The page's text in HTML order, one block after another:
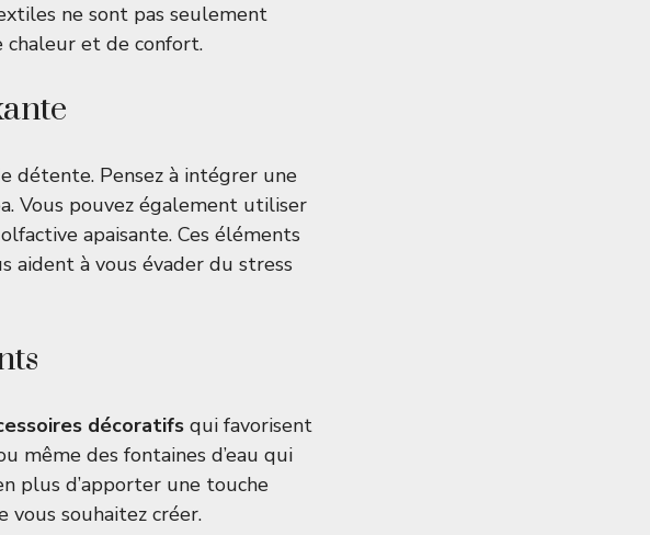
ne sont pas seulement
et de confort.
détente. Pensez à intégrer une
Vous pouvez également utiliser
apaisante. Ces éléments
aident à vous évader du stress
décoratifs qui favorisent
même des fontaines d’eau qui
plus d’apporter une touche
vous souhaitez créer.